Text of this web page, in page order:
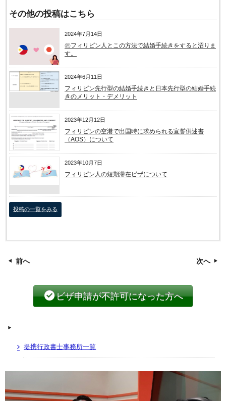
その他の投稿はこちら
2024年7月14日
㊟フィリピン人とこの方法で結婚手続きをすると沼りま
す。
2024年6月11日
フィリピン先行型の結婚手続きと日本先行型の結婚手続
きのメリット・デメリット
2023年12月12日
フィリピンの空港で出国時に求められる宣誓供述書
（AOS）について
2023年10月7日
フィリピン人の短期滞在ビザについて
投稿の一覧をみる
前へ 次へ
ビザ申請が不許可になった方へ
提携行政書士事務所一覧